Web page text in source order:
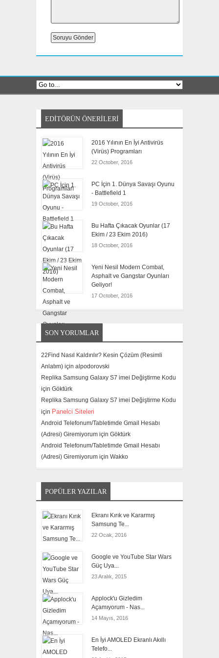
EDITÖRÜN ÖNERILERI
2016 Yılının En İyi Antivirüs
(Virüs) Programları
22 October, 2016
PC İçin 1. Dünya Savaşı Oyunu
- Battlefield 1
19 October, 2016
Bu Hafta Çıkacak Oyunlar (17
Ekim / 23 Ekim 2016)
18 October, 2016
Yeni Nesil Modern Combat,
Asphalt ve Gangstar Oyunları
Geliyor!
17 October, 2016
SON YORUMLAR
22Find Nasıl Kaldırılır? Kesin Çözüm (Resimli
Anlatım) için alpodorovski
Replika Samsung Galaxy S7 imei Değiştirme Kodu
için Göktürk
Replika Samsung Galaxy S7 imei Değiştirme Kodu
için Panelci Siteleri
Android Telefonum/Tabletimde Gmail Hesabı
(Adresi) Giremiyorum için Göktürk
Android Telefonum/Tabletimde Gmail Hesabı
(Adresi) Giremiyorum için Wakko
POPÜLER YAZILAR
Ekranı Kırık ve Kararmış
Samsung Te...
22 Ocak, 2016
Google ve YouTube Star Wars
Güç Uya...
23 Aralık, 2015
Applock'u Gizledim
Açamıyorum - Nas...
14 Mayıs, 2016
En İyi AMOLED Ekranlı Akıllı
Telefo...